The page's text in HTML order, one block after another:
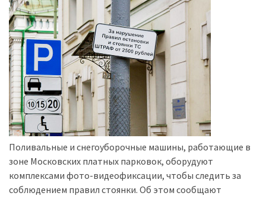
Prelude:
гібридний
камбек
MOST
USED
CATEGORIES
Новинки
авто
(6 037)
Історії
Поливальные и снегоуборочные машины, работающие в
зоне Московских платных парковок, оборудуют
комплексами фото-видеофиксации, чтобы следить за
соблюдением правил стоянки. Об этом сообщают